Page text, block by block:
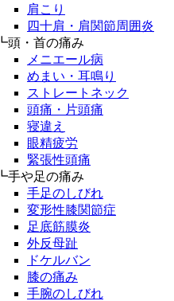
肩こり
四十肩・肩関節周囲炎
┗頭・首の痛み
メニエール病
めまい・耳鳴り
ストレートネック
頭痛・片頭痛
寝違え
眼精疲労
緊張性頭痛
┗手や足の痛み
手足のしびれ
変形性膝関節症
足底筋膜炎
外反母趾
ドケルバン
膝の痛み
手腕のしびれ